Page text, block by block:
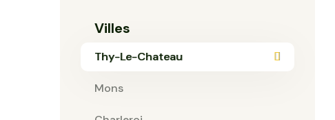
Villes
Thy-Le-Chateau
Mons